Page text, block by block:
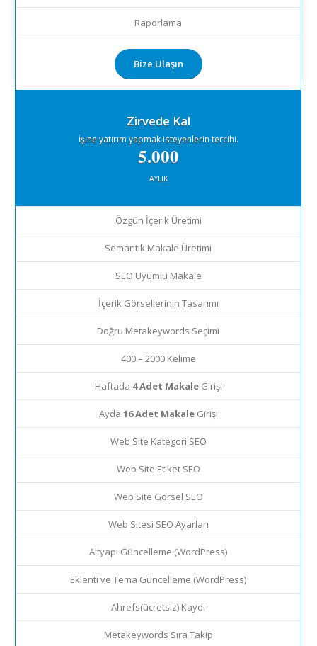
Raporlama
Bize Ulaşın
Zirvede Kal
İşine yatırım yapmak isteyenlerin tercihi.
5.000
AYLIK
Özgün İçerik Üretimi
Semantik Makale Üretimi
SEO Uyumlu Makale
İçerik Görsellerinin Tasarımı
Doğru Metakeywords Seçimi
400 – 2000 Kelime
Haftada 4 Adet MakaleGirişi
Ayda 16 Adet MakaleGirişi
Web Site Kategori SEO
Web Site Etiket SEO
Web Site Görsel SEO
Web Sitesi SEO Ayarları
Altyapı Güncelleme (WordPress)
Eklenti ve Tema Güncelleme (WordPress)
Ahrefs(ücretsiz) Kaydı
Metakeywords Sıra Takip